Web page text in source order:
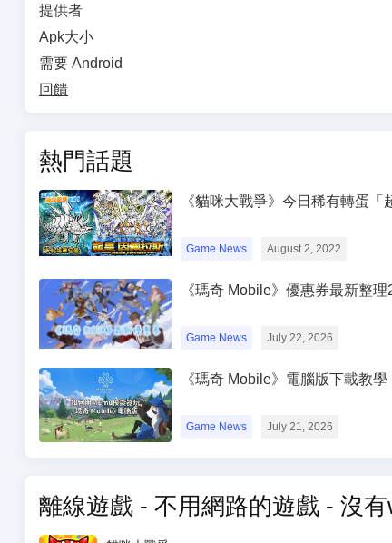
提供者
Apk大小
需要 Android
回饋
熱門話題
《貓咪大戰爭》今日稀有轉蛋
Game News August 2, 2022
《瑪奇 Mobile》優惠券最新整
Game News July 22, 2026
《瑪奇 Mobile》電腦版下載教
Game News July 21, 2026
離線遊戲 - 不用網路的遊戲 - 沒